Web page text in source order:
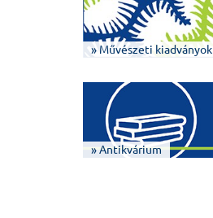
» Művészeti kiadványok
» Antikvárium